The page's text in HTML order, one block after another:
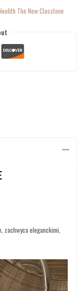
The New Classtone
zachwyca eleganckimi,